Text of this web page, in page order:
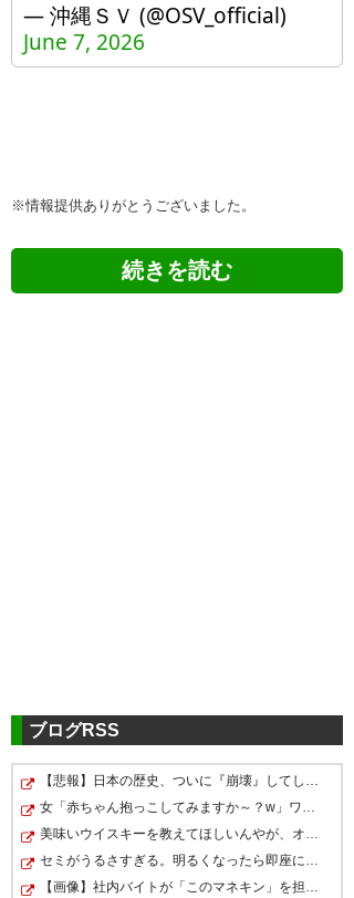
— 沖縄ＳＶ (@OSV_official)
June 7, 2026
※情報提供ありがとうございました。
— 週末漁師じゅん
(SundayAnglerJUN)2026, 6月 7
沖縄SV 優勝おめでとう！
2026JFLカップ
決勝
沖縄SV vsラインメール青森
POラウンド2連勝でJFLカップ3
位を手にしました！
勝利を願い現地でサポートした
ブログRSS
【悲報】日本の歴史、ついに『崩壊』してしまう・・・・・
女「赤ちゃん抱っこしてみますか～？w」ワイ（やめろおお…
美味いウイスキーを教えてほしいんやが、オススメあるか🥃
セミがうるさすぎる。明るくなったら即座に爆音で鳴き出…
【画像】社内バイトが「このマネキン」を担いで佐川急便…